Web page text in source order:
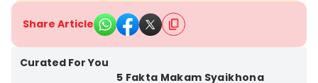
Share Article
Curated For You
5 Fakta Makam Syaikhona